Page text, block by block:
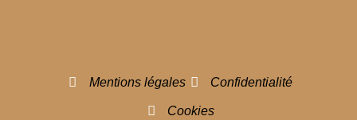
Mentions légales Confidentialité
Cookies